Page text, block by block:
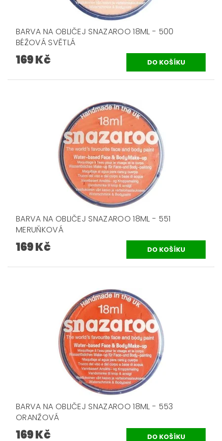
BARVA NA OBLIČEJ SNAZAROO 18ML - 500
BÉŽOVÁ SVĚTLÁ
169 Kč
BARVA NA OBLIČEJ SNAZAROO 18ML - 551
MERUŇKOVÁ
169 Kč
BARVA NA OBLIČEJ SNAZAROO 18ML - 553
ORANŽOVÁ
169 Kč